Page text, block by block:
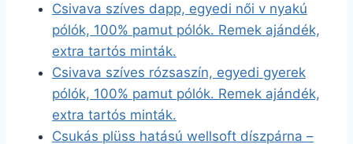
Csivava szíves dapp, egyedi női v nyakú
pólók, 100% pamut pólók. Remek ajándék,
extra tartós minták.
Csivava szíves rózsaszín, egyedi gyerek
pólók, 100% pamut pólók. Remek ajándék,
extra tartós minták.
Csukás plüss hatású wellsoft díszpárna –